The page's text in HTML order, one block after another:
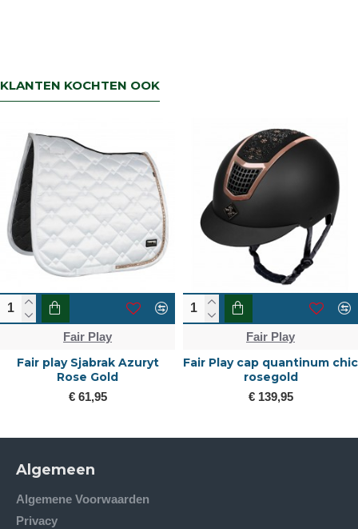
KLANTEN KOCHTEN OOK
Fair Play
Fair play Sjabrak Azuryt
Rose Gold
€ 61,95
Fair Play
Fair Play cap quantinum chic
rosegold
€ 139,95
Algemeen
Algemene Voorwaarden
Privacy